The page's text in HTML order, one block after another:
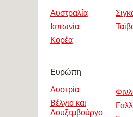
Αυστραλία
Ιαπωνία
Κορέα
Ευρώπη
Αυστρία
Βέλγιο και
Λουξεμβούργο